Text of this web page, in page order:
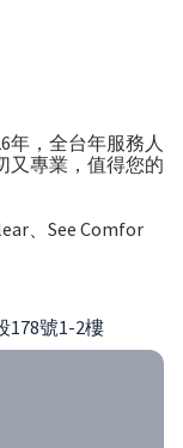
年，全台年服務人
又專業，值得您的
、See Comfor
178號1-2樓